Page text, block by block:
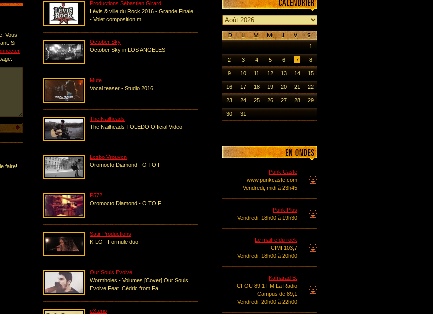
Vous
Si
faire!
Productions Sébastien Girard
Lévis & ville du Rock 2016 - Grande Finale
- Volet composition m...
October Sky
October Sky in LOS ANGELES
Mute
Vocal teaser - Studio 2016
The Nailheads
The Nailheads TOLEDO Official Video
Lesbo Vrouven
Oromocto Diamond - O TO F
P572
Oromocto Diamond - O TO F
Satir Productions
K-LO - Formule duo
Our Souls Evolve
Wormholes - Volumes [Cover] Our Souls
Evolve Feat. Cédric from Fa...
eXterio
1
2 3 4 5 6 7 8
9 10 11 12 13 14 15
16 17 18 19 20 21 22
23 24 25 26 27 28 29
30 31
Punk Caste
www.punkcaste.com
Vendredi, midi à 23h45
Punk Plus
Vendredi, 18h00 à 19h30
Le maitre du rock
CIMI 103,7
Vendredi, 18h00 à 20h00
Kamarad B.
CFOU 89,1 FM La Radio
Campus de 89,1
Vendredi, 20h00 à 22h00